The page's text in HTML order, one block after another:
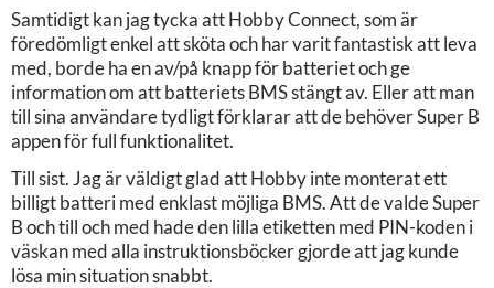
Samtidigt kan jag tycka att Hobby Connect, som är
föredömligt enkel att sköta och har varit fantastisk att leva
med, borde ha en av/på knapp för batteriet och ge
information om att batteriets BMS stängt av. Eller att man
till sina användare tydligt förklarar att de behöver Super B
appen för full funktionalitet.
Till sist. Jag är väldigt glad att Hobby inte monterat ett
billigt batteri med enklast möjliga BMS. Att de valde Super
B och till och med hade den lilla etiketten med PIN-koden i
väskan med alla instruktionsböcker gjorde att jag kunde
lösa min situation snabbt.